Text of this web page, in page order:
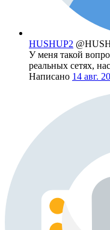
HUSHUP2
У меня такой
реальных сетях,
Написано 14 авг.